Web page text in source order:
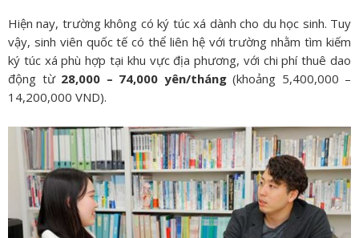
Hiện nay, trường không có ký túc xá dành cho du học sinh. Tuy
vậy, sinh viên quốc tế có thể liên hệ với trường nhằm tìm kiếm
ký túc xá phù hợp tại khu vực địa phương, với chi phí thuê dao
động từ 28,000 – 74,000 yên/tháng(khoảng 5,400,000 –
14,200,000 VND).